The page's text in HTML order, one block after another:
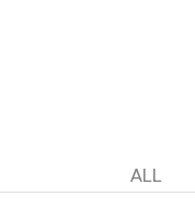
ALL